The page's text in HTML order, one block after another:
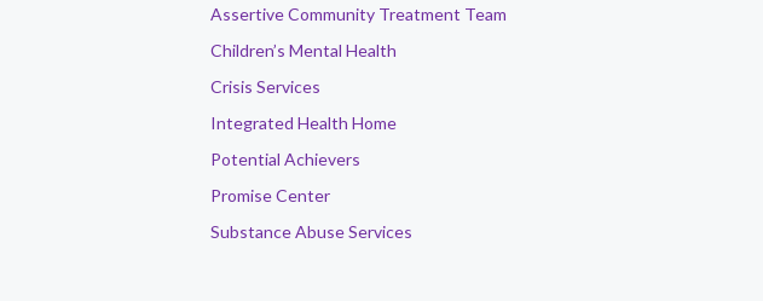
Assertive Community Treatment Team
Children’s Mental Health
Crisis Services
Integrated Health Home
Potential Achievers
Promise Center
Substance Abuse Services